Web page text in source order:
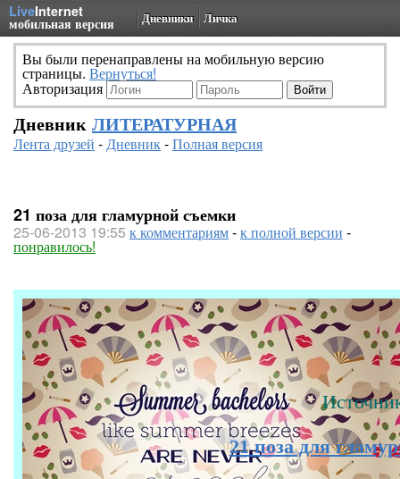
LiveInternet
мобильная версия Дневники Личка
Вы были перенаправлены на мобильную версию
страницы. Вернуться!
Авторизация
Дневник ЛИТЕРАТУРНАЯ
Лента друзей -Дневник-Полная версия
21 поза для гламурной съемки
25-06-2013 19:55 к комментариям-к полной версии -
понравилось!
21 поза для